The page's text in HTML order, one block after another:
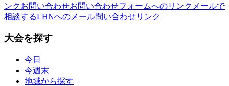
ンクお問い合わせお問い合わせフォームへのリンク メールで
相談するLHNへのメール問い合わせリンク
大会を探す
今日
今週末
地域から探す